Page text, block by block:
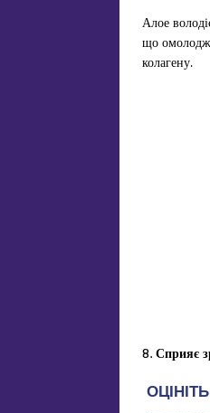
Алое
що
колагену.
8. Сприяє